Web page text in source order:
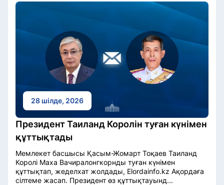
28 шілде, 2026
Президент Таиланд Королін туған күнімен
құттықтады
Мемлекет басшысы Қасым-Жомарт Тоқаев Таиланд
Королі Маха Вачиралонгкорнды туған күнімен
құттықтап, жеделхат жолдады, Elordainfo.kz Ақордаға
сілтеме жасап. Президент өз құттықтауынд...